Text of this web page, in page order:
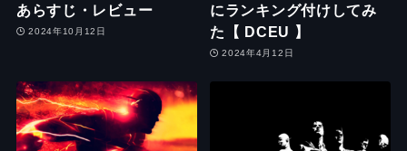
あらすじ・レビュー
2024年10月12日
にランキング付けしてみ
た【 DCEU 】
2024年4月12日